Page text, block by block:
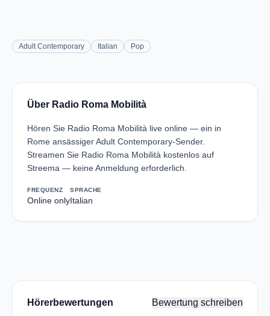
Adult Contemporary Italian Pop
Über Radio Roma Mobilità
Hören Sie Radio Roma Mobilità live online — ein in
Rome ansässiger Adult Contemporary-Sender.
Streamen Sie Radio Roma Mobilità kostenlos auf
Streema — keine Anmeldung erforderlich.
FREQUENZ
Online only
SPRACHE
Italian
Hörerbewertungen Bewertung schreiben